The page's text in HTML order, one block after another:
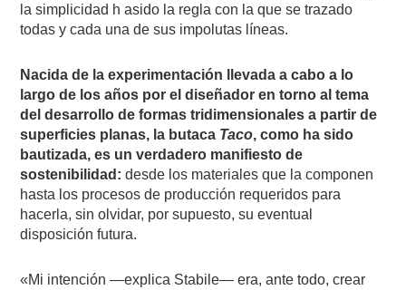
la simplicidad h asido la regla con la que se trazado
todas y cada una de sus impolutas líneas.
Nacida de la experimentación llevada a cabo a lo
largo de los años por el diseñador en torno al tema
del desarrollo de formas tridimensionales a partir de
superficies planas, la butaca Taco, como ha sido
bautizada, es un verdadero manifiesto de
sostenibilidad: desde los materiales que la componen
hasta los procesos de producción requeridos para
hacerla, sin olvidar, por supuesto, su eventual
disposición futura.
«Mi intención —explica Stabile— era, ante todo, crear